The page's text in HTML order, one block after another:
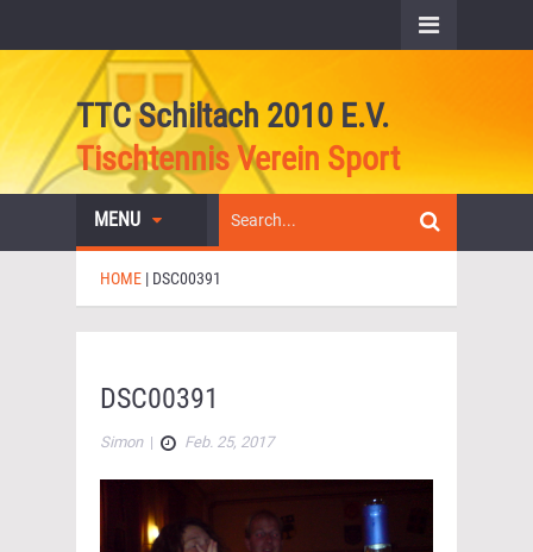
TTC Schiltach 2010 E.V.
Tischtennis Verein Sport
MENU
HOME | DSC00391
DSC00391
Simon| Feb. 25, 2017